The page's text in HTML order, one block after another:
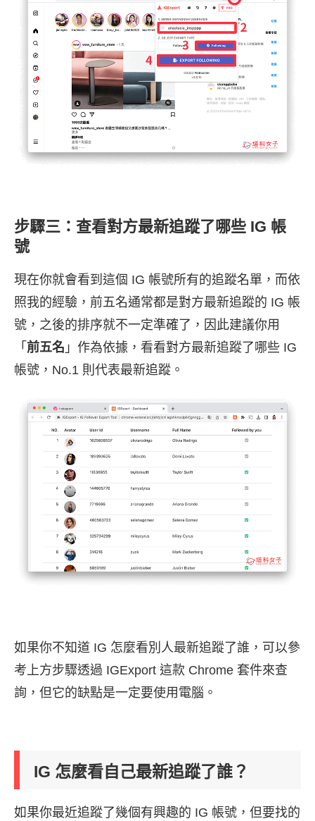
步驟三：查看對方最新追蹤了哪些 IG 帳
號
現在你就會看到這個 IG 帳號所有的追蹤名單，而依
照我的經驗，前五名通常都是對方最新追蹤的 IG 帳
號，之後的排序就不一定準確了，因此建議你用
「 前五名 」作為依據，看看對方最新追蹤了哪些 IG
帳號，No.1 則代表最新追蹤。
如果你不知道 IG 怎麼看別人最新追蹤了誰，可以參
考上方步驟透過 IGExport 這款 Chrome 套件來查
詢，但它的缺點是一定要使用電腦。
IG 怎麼看自己最新追蹤了誰？
如果你最近追蹤了幾個有興趣的 IG 帳號，但要找的